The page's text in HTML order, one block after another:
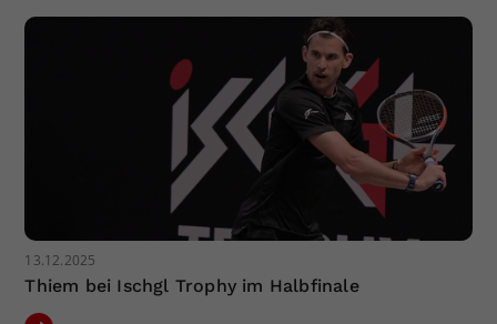
13.12.2025
Thiem bei Ischgl Trophy im Halbfinale